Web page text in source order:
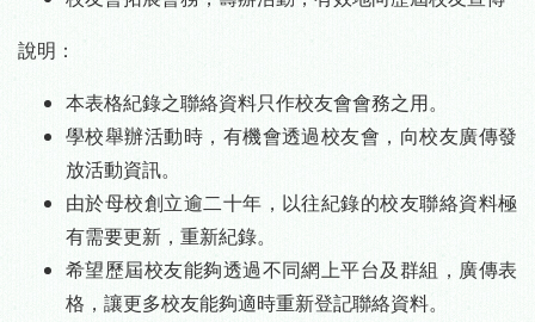
說明：
本表格紀錄之聯絡資料只作校友會會務之用。
學校舉辦活動時，有機會透過校友會，向校友廣傳發
放活動資訊。
由於母校創立逾二十年，以往紀錄的校友聯絡資料極
有需要更新，重新紀錄。
希望歷屆校友能夠透過不同網上平台及群組，廣傳表
格，讓更多校友能夠適時重新登記聯絡資料。